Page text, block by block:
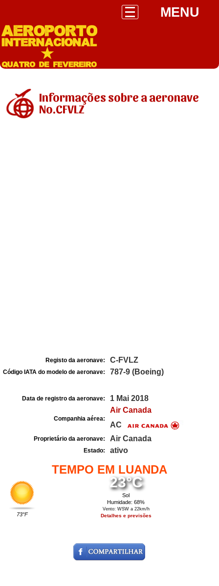
MENU
Informações sobre a aeronave
No.CFVLZ
Registo da aeronave: C-FVLZ
Código IATA do modelo de aeronave: 787-9 (Boeing)
Data de registro da aeronave: 1 Mai 2018
Companhia aérea:
Air Canada
AC
Proprietário da aeronave: Air Canada
Estado: ativo
TEMPO EM LUANDA
73°F
23°C
Sol
Humidade: 68%
Vento: WSW a 22km/h
Detalhes e previsões